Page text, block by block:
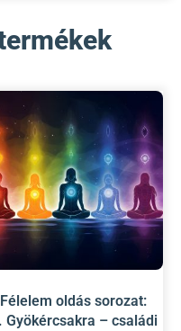
Félelem oldás sorozat:
Gyökércsakra – családi